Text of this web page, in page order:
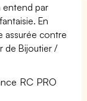
entend par
En
assurée contre
de Bijoutier /
RC PRO